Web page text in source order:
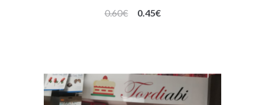
0.60€
Algne
0.45€Praegune